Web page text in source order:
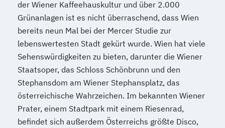
der Wiener Kaffeehauskultur und über 2.000
Grünanlagen ist es nicht überraschend, dass Wien
bereits neun Mal bei der Mercer Studie zur
lebenswertesten Stadt gekürt wurde. Wien hat viele
Sehenswürdigkeiten zu bieten, darunter die Wiener
Staatsoper, das Schloss Schönbrunn und den
Stephansdom am Wiener Stephansplatz, das
österreichische Wahrzeichen. Im bekannten Wiener
Prater, einem Stadtpark mit einem Riesenrad,
befindet sich außerdem Österreichs größte Disco,